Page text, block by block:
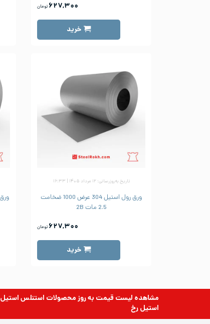
۶۲۷,۳۰۰ تومان
خرید
تاریخ به‌روزرسانی: ۱۲ مرداد ۱۴۰۵ | ۱۶:۳۳
ورق رول استیل 304 عرض 1000 ضخامت
2.5 مات 2B
۶۲۷,۳۰۰ تومان
خرید
مشاهده لیست قیمت به روزمحصولات استنلس استیل
استیل رخ